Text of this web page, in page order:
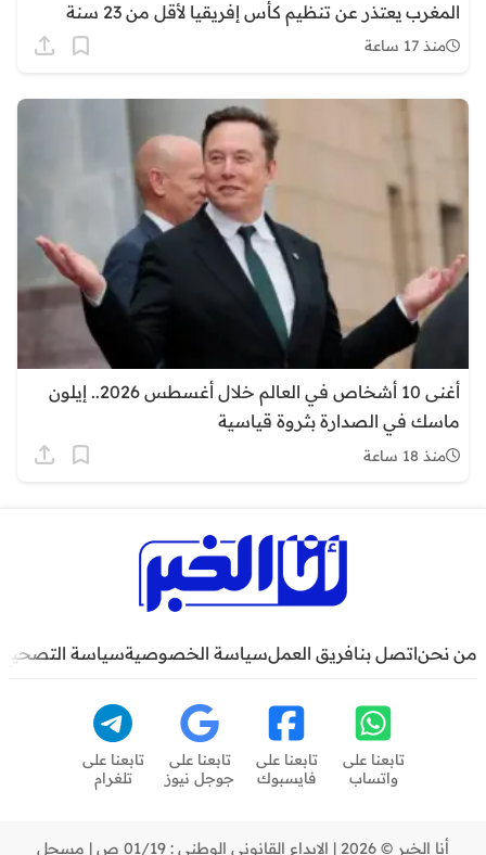
المغرب يعتذر عن تنظيم كأس إفريقيا لأقل من 23 سنة
منذ 17 ساعة
أغنى 10 أشخاص في العالم خلال أغسطس 2026.. إيلون
ماسك في الصدارة بثروة قياسية
منذ 18 ساعة
من نحناتصل بنافريق العملسياسة الخصوصيةسياسة التصحيح
تابعنا على
واتساب
تابعنا على
فايسبوك
تابعنا على
جوجل نيوز
تابعنا على
تلغرام
أنا الخبر © 2026 | الإيداع القانوني الوطني : 01/19 ص | مسجل